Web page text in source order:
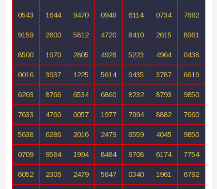
0543 1644 9470 0948 6114 0734 7682
9159 2800 5812 4720 8410 2615 8961
8500 1970 2805 4928 5223 4964 0438
0016 3937 1225 5614 9435 3787 6619
6203 8766 6534 6860 8232 8793 9850
7633 4760 0057 1977 7994 8882 7660
5638 6286 2016 2479 6559 4045 9850
0709 9584 1994 8484 9708 6174 7754
6052 2306 2479 5847 0340 1961 6792